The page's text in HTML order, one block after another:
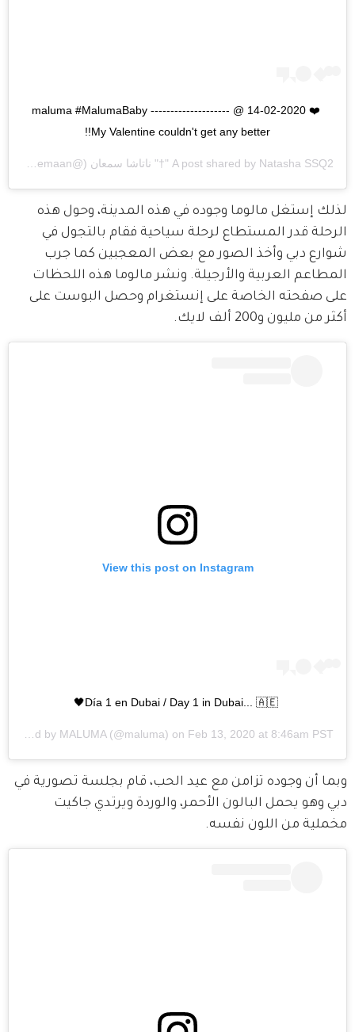
❤️ 14-02-2020 @maluma #MalumaBaby --------------------
My Valentine couldn't get any better!!
A post shared by Natasha SSQ2 "†" ناتاشا سمعان (@natashasemaan) on
لذلك إستغل مالوما وجوده في هذه المدينة، وحول هذه
الرحلة قدر المستطاع لرحلة سياحية فقام بالتجول في
شوارع دبي وأخذ الصور مع بعض المعجبين كما جرب
المطاعم العربية والأرجيلة. ونشر مالوما هذه اللحظات
على صفحته الخاصة على إنستغرام وحصل البوست على
أكثر من مليون و200 ألف لايك.
View this post on Instagram
Día 1 en Dubai / Day 1 in Dubai... 🇦🇪🖤
A post shared by MALUMA(@maluma) on Feb 13, 2020 at 8:46am PST
وبما أن وجوده تزامن مع عيد الحب، قام بجلسة تصورية في
دبي وهو يحمل البالون الأحمر، والوردة ويرتدي جاكيت
مخملية من اللون نفسه.